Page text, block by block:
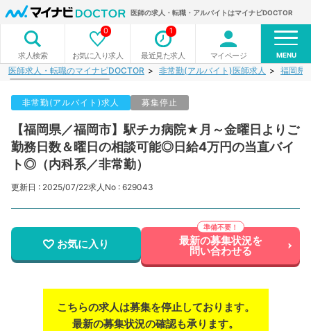
医師の求人・転職・アルバイトはマイナビDOCTOR
求人検索 お気に入り求人
0
最近見た求人
1
マイページ MENU
医師求人・転職のマイナビDOCTOR 非常勤(アルバイト)医師求人 福岡県
非常勤(アルバイト)求人 募集停止
【福岡県／福岡市】駅チカ病院★月～金曜日よりご
勤務日数＆曜日の相談可能◎日給4万円の当直バイ
ト◎（内科系／非常勤）
更新日 : 2025/07/22求人No : 629043
お気に入り 最新の募集状況を
問い合わせる
こちらの求人は募集を停止しております。
最新の募集状況の確認も承ります。